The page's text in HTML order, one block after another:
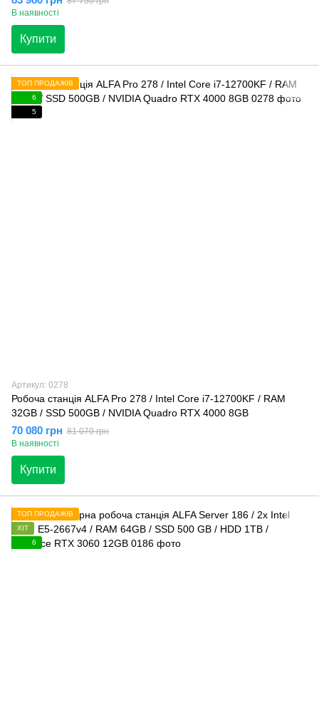
В наявності
Купити
ТОП ПРОДАЖІВ
6
5
Артикул: 0278
Робоча станція ALFA Pro 278 / Intel Core i7-12700KF / RAM
32GB / SSD 500GB / NVIDIA Quadro RTX 4000 8GB
70 080 грн 81 070 грн
В наявності
Купити
ТОП ПРОДАЖІВ
ХІТ
6